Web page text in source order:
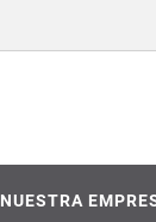
NUESTRA